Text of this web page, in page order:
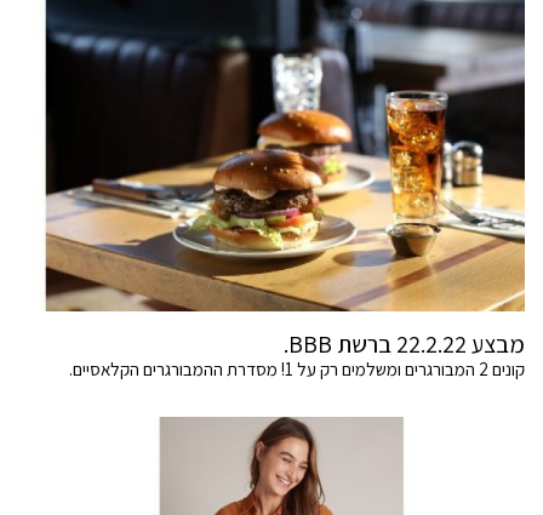
מבצע 22.2.22 ברשת BBB.
קונים 2 המבורגרים ומשלמים רק על 1! מסדרת ההמבורגרים הקלאסיים.